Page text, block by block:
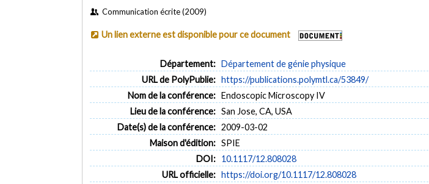
Communication écrite (2009)
Un lien externe est disponible pour ce document
Département: Département de génie physique
URL de PolyPublie: https://publications.polymtl.ca/53849/
Nom de la conférence: Endoscopic Microscopy IV
Lieu de la conférence: San Jose, CA, USA
Date(s) de la conférence: 2009-03-02
Maison d'édition: SPIE
DOI: 10.1117/12.808028
URL officielle: https://doi.org/10.1117/12.808028